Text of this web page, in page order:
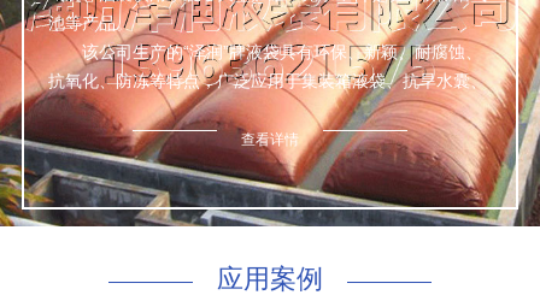
池等产品。
该公司生产的“泽润”牌液袋具有环保、新颖、耐腐蚀、
抗氧化、防冻等特点，广泛应用于集装箱液袋、抗旱水囊、
鱼箱、桥墩预压等数种液体的包装与运输，经众检验，产品
达标。
公司本着诚信为本、质量优良、服务完善的理念，为世
界五大洲四大洋的新老客户上门量身定做一切适合于该公司
非危液体的优质合格产品。
查看详情
应用案例